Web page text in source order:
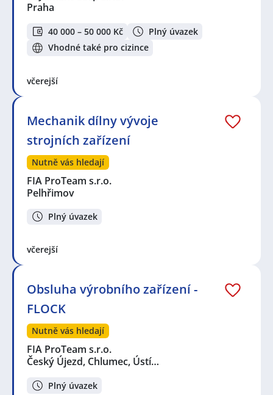
Praha
40 000 – 50 000 Kč
Plný úvazek
Vhodné také pro cizince
včerejší
Mechanik dílny vývoje
strojních zařízení
Nutně vás hledají
FIA ProTeam s.r.o.
Pelhřimov
Plný úvazek
včerejší
Obsluha výrobního zařízení -
FLOCK
Nutně vás hledají
FIA ProTeam s.r.o.
Český Újezd, Chlumec, Ústí…
Plný úvazek